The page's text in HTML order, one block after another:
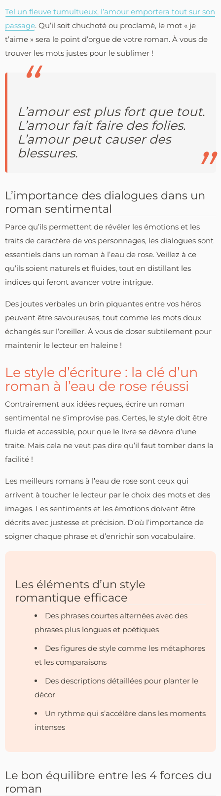
Tel un fleuve tumultueux, l’amour emportera tout sur son
passage. Qu’il soit chuchoté ou proclamé, le mot « je
t’aime » sera le point d’orgue de votre roman. À vous de
trouver les mots justes pour le sublimer !
L’amour est plus fort que tout.
L’amour fait faire des folies.
L’amour peut causer des
blessures.
L’importance des dialogues dans un
roman sentimental
Parce qu’ils permettent de révéler les émotions et les
traits de caractère de vos personnages, les dialogues sont
essentiels dans un roman à l’eau de rose. Veillez à ce
qu’ils soient naturels et fluides, tout en distillant les
indices qui feront avancer votre intrigue.
Des joutes verbales un brin piquantes entre vos héros
peuvent être savoureuses, tout comme les mots doux
échangés sur l’oreiller. À vous de doser subtilement pour
maintenir le lecteur en haleine !
Le style d’écriture : la clé d’un
roman à l’eau de rose réussi
Contrairement aux idées reçues, écrire un roman
sentimental ne s’improvise pas. Certes, le style doit être
fluide et accessible, pour que le livre se dévore d’une
traite. Mais cela ne veut pas dire qu’il faut tomber dans la
facilité !
Les meilleurs romans à l’eau de rose sont ceux qui
arrivent à toucher le lecteur par le choix des mots et des
images. Les sentiments et les émotions doivent être
décrits avec justesse et précision. D’où l’importance de
soigner chaque phrase et d’enrichir son vocabulaire.
Les éléments d’un style
romantique efficace
Des phrases courtes alternées avec des
phrases plus longues et poétiques
Des figures de style comme les métaphores
et les comparaisons
Des descriptions détaillées pour planter le
décor
Un rythme qui s’accélère dans les moments
intenses
Le bon équilibre entre les 4 forces du
roman